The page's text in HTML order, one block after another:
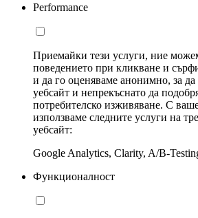
Performance
Приемайки тези услуги, ние
поведението при кликване и
и да го оценяваме анонимно, за
уебсайт и непрекъснато да
потребителско изживяване. С
използваме следните услуги на
уебсайт:
Google Analytics, Clarity, A/B-
Функционалност